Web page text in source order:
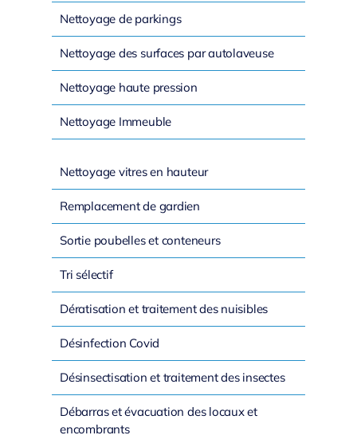
Nettoyage de parkings
Nettoyage des surfaces par autolaveuse
Nettoyage haute pression
Nettoyage Immeuble
Nettoyage vitres en hauteur
Remplacement de gardien
Sortie poubelles et conteneurs
Tri sélectif
Dératisation et traitement des nuisibles
Désinfection Covid
Désinsectisation et traitement des insectes
Débarras et évacuation des locaux et
encombrants